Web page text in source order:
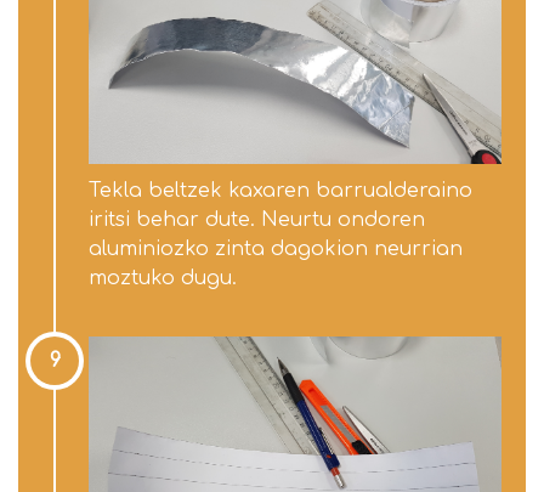
Tekla beltzek kaxaren barrualderaino
iritsi behar dute. Neurtu ondoren
aluminiozko zinta dagokion neurrian
moztuko dugu.
9